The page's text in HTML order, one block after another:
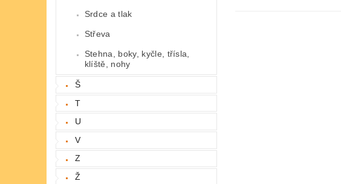
Srdce a tlak
Střeva
Stehna, boky, kyčle, třísla,
klíště, nohy
Š
T
U
V
Z
Ž